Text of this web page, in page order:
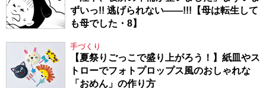
ずいっ!! 逃げられない――!!!【母は転生して
も母でした・8】
手づくり
【夏祭りごっこで盛り上がろう！】紙皿やス
トローでフォトプロップス風のおしゃれな
「おめん」の作り方